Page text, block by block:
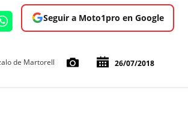
Seguir a Moto1pro en Google
de Martorell 26/07/2018